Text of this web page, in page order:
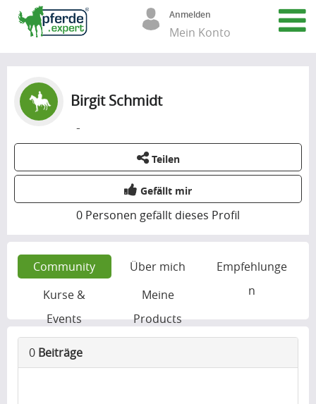
Anmelden
Mein Konto
Birgit Schmidt
-
Teilen
Gefällt mir
0 Personen gefällt dieses Profil
Community Über mich
Empfehlunge
n
Kurse &
Events
Meine
Products
0 Beiträge